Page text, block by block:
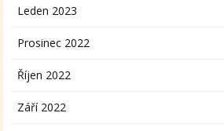
Leden 2023
Prosinec 2022
Říjen 2022
Září 2022